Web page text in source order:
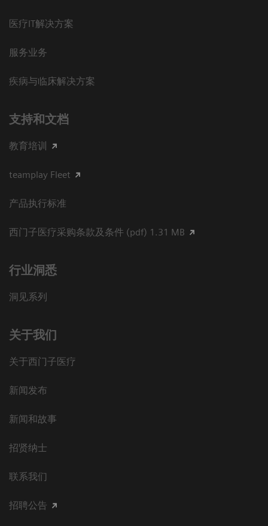
医疗IT解决方案
服务业务
疾病与临床解决方案
支持和文档
教育培训
teamplay Fleet
产品执行标准
西门子医疗采购条款及条件 (pdf) 1.31 MB
行业洞悉
洞见系列
关于我们
关于西门子医疗
新闻发布
新闻和故事
招贤纳士
联系我们
招聘公告